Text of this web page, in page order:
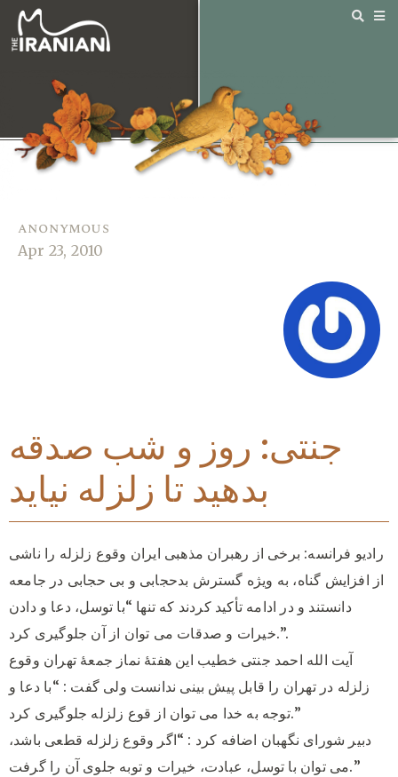
anonymous
Apr 23, 2010
جنتی: روز و شب صدقه
بدهید تا زلزله نیاید
رادیو فرانسه: برخی از رهبران مذهبی ایران وقوع زلزله را ناشی
از افزایش گناه، به ویژه گسترش بدحجابی و بی حجابی در جامعه
دانستند و در ادامه تأکید کردند که تنها “با توسل، دعا و دادن
خیرات و صدقات می توان از آن جلوگیری کرد.”.
آیت الله احمد جنتی خطیب این هفتۀ نماز جمعۀ تهران وقوع
زلزله در تهران را قابل پیش بینی ندانست ولی گفت : “با دعا و
توجه به خدا می توان از قوع زلزله جلوگیری کرد.”
دبیر شورای نگهبان اضافه کرد : “اگر وقوع زلزله قطعی باشد،
می توان با توسل، عبادت، خیرات و توبه جلوی آن را گرفت.”